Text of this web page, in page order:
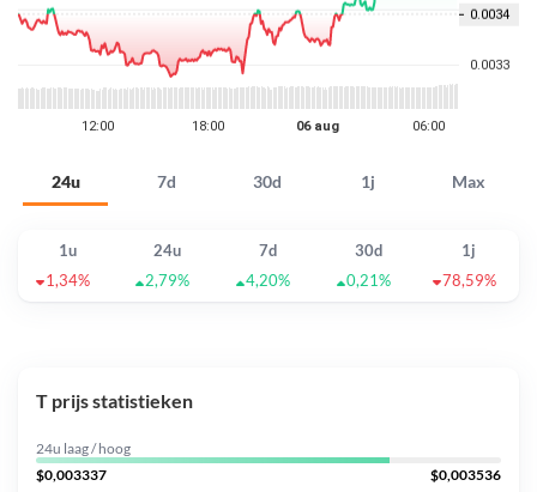
24u 7d 30d 1j Max
1u 24u 7d 30d
1j
1,34%
2,79% 4,20% 0,21% 78,59%
T prijs statistieken
24u laag / hoog
$0,003337
$0,003536